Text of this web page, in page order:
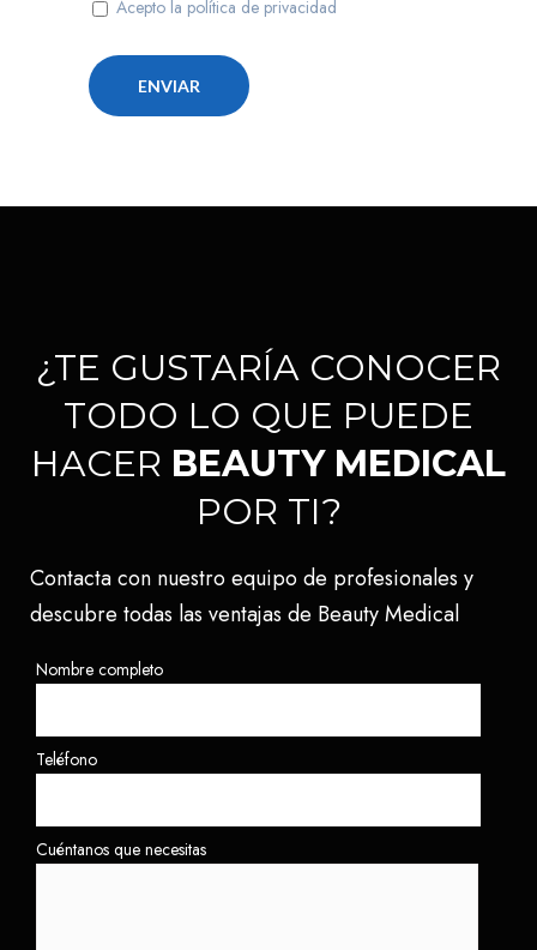
Acepto la política de privacidad
¿TE GUSTARÍA CONOCER
TODO LO QUE PUEDE
HACER BEAUTY MEDICAL
POR TI?
Contacta con nuestro equipo de profesionales y
descubre todas las ventajas de Beauty Medical
Nombre completo
Teléfono
Cuéntanos que necesitas